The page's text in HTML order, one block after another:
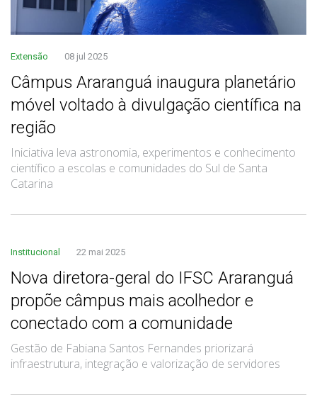
Extensão 08 jul 2025
Câmpus Araranguá inaugura planetário
móvel voltado à divulgação científica na
região
Iniciativa leva astronomia, experimentos e conhecimento
científico a escolas e comunidades do Sul de Santa
Catarina
Institucional 22 mai 2025
Nova diretora-geral do IFSC Araranguá
propõe câmpus mais acolhedor e
conectado com a comunidade
Gestão de Fabiana Santos Fernandes priorizará
infraestrutura, integração e valorização de servidores